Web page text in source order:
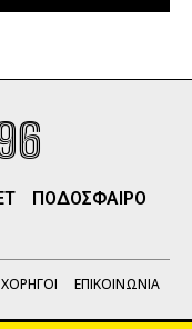
ΠΟΔΟΣΦΑΙΡΟ
ΧΟΡΗΓΟΙ ΕΠΙΚΟΙΝΩΝΙΑ